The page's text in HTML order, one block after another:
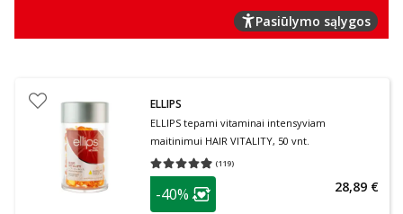
Pasiūlymo sąlygos
ELLIPS
ELLIPS tepami vitaminai intensyviam
maitinimui HAIR VITALITY, 50 vnt.
(119)
Vidutinis įvertinimas 4.92
patarimas
Lojalumo klubo narių nuolaida
-40% 28,89 €